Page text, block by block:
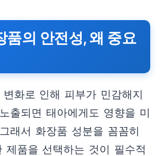
품의 안전성, 왜 중요
화로 인해 피부가 민감해지
출되면 태아에게도 영향을 미
래서 화장품 성분을 꼼꼼히
제품을 선택하는 것이 필수적